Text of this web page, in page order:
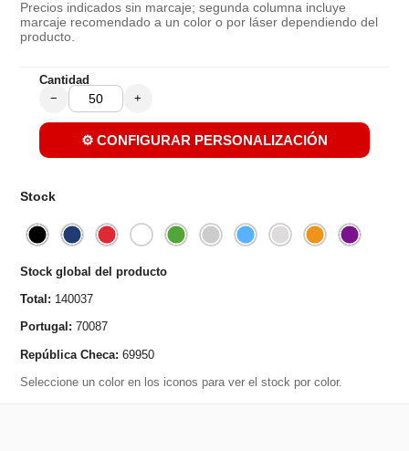
Precios indicados sin marcaje; segunda columna incluye
marcaje recomendado a un color o por láser dependiendo del
producto.
Cantidad
− +
⚙️ CONFIGURAR PERSONALIZACIÓN
Stock
Stock global del producto
Total: 140037
Portugal: 70087
República Checa: 69950
Seleccione un color en los iconos para ver el stock por color.